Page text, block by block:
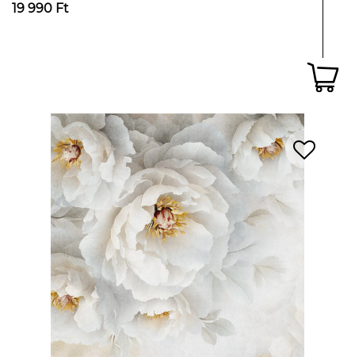
19 990 Ft